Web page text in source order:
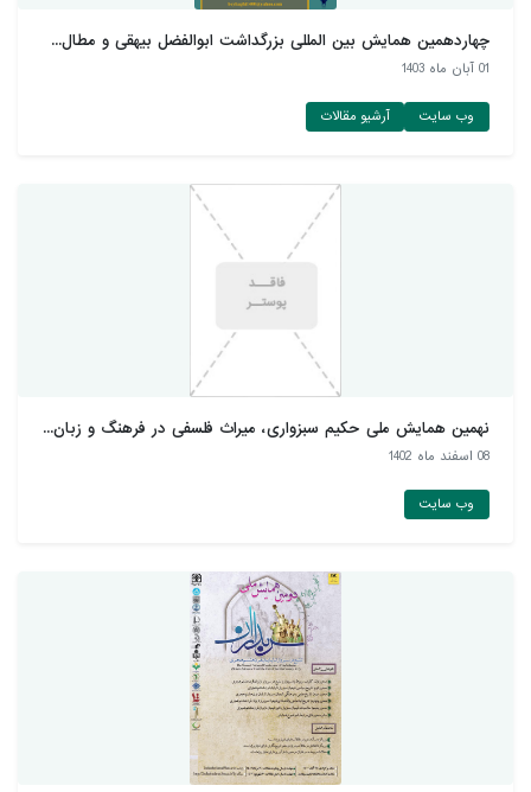
چهاردهمین همایش بین المللی بزرگداشت ابوالفضل بیهقی و مطال...
01 آبان ماه 1403
وب سایت آرشیو مقالات
نهمین همایش ملی حکیم سبزواری، میراث فلسفی در فرهنگ و زبان...
08 اسفند ماه 1402
وب سایت